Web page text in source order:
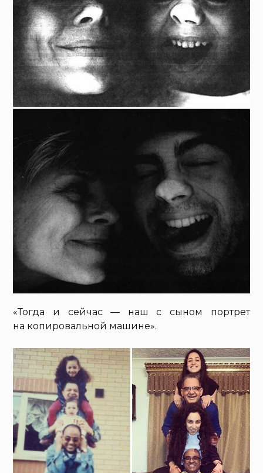
«Тогда и сейчас — наш с сыном портрет
на копировальной машине».